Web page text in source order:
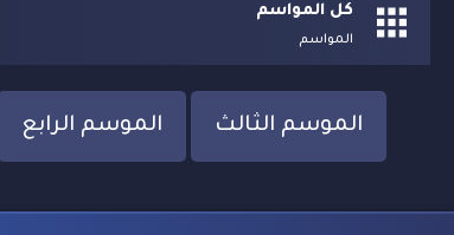
كل المواسم
المواسم
الموسم الثالث الموسم الرابع